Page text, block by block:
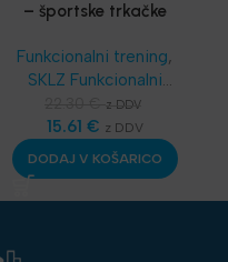
– športske trkačke
Funkcionalni trening,
SKLZ Funkcionalni
Dodatna
oprema ,Športske
bandaže - terapevtske
trakice
Najnovejša
oprema,Nega in zdravje
z DDV
15.61 € z DDV
DODAJ V KOŠARICO